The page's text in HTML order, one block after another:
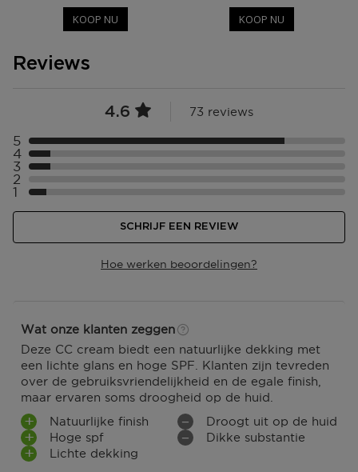
KOOP NU KOOP NU
Reviews
4.6 73 reviews
Hoe werken beoordelingen?
Selecteer ({numberOfReviews}} met 5 sterren
5
Selecteer ({numberOfReviews}} met 4 sterren
4
Selecteer ({numberOfReviews}} met 3 sterren
3
Selecteer ({numberOfReviews}} met 2 sterren
2
Selecteer ({numberOfReviews}} met 1 sterren
1
SCHRIJF EEN REVIEW
Wat onze klanten zeggen
Deze CC cream biedt een natuurlijke dekking met
een lichte glans en hoge SPF. Klanten zijn tevreden
over de gebruiksvriendelijkheid en de egale finish,
maar ervaren soms droogheid op de huid.
Natuurlijke finish
Hoge spf
Lichte dekking
Droogt uit op de huid
Dikke substantie